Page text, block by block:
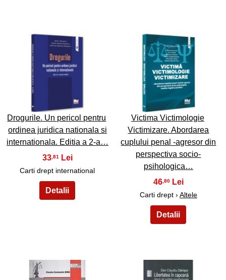
33
Drogurile. Un pericol pentru
ordinea juridica nationala si
internationala. Editia a 2-a…
33 ,81
Carti drept international
34
Victima Victimologie
Victimizare. Abordarea
cuplului penal -agresor din
perspectiva socio-
psihologica…
46,80
Carti drept › Altele